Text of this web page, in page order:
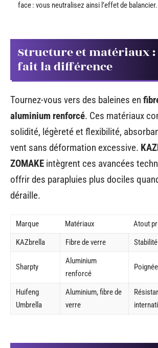
face : vous neutralisez ainsi l’effet de balancier.
Structure et matériaux
fait la différence
Tournez-vous vers des baleines en
aluminium renforcé. Ces matériaux
solidité, légèreté et flexibilité,
vent sans déformation excessive.
ZOMAKE intègrent ces avancées
offrir des parapluies plus dociles
déraille.
Marque Matériaux
Atout
KAZbrella
Fibre de verre
Sharpty
Aluminium
renforcé
Huifeng
Umbrella
Aluminium, fibre de
verre